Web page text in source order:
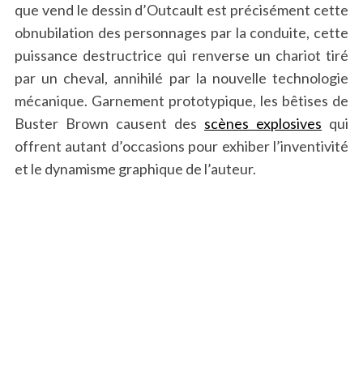
que vend le dessin d’Outcault est précisément cette
obnubilation des personnages par la conduite, cette
puissance destructrice qui renverse un chariot tiré
par un cheval, annihilé par la nouvelle technologie
mécanique. Garnement prototypique, les bêtises de
Buster Brown causent des scènes explosives qui
offrent autant d’occasions pour exhiber l’inventivité
et le dynamisme graphique de l’auteur.